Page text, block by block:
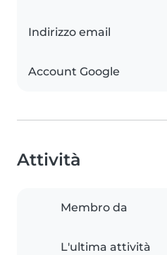
Indirizzo email
Account Google
Attività
Membro da
L'ultima attività